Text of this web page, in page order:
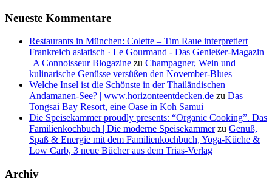
Neueste Kommentare
Restaurants in München: Colette – Tim Raue interpretiert
Frankreich asiatisch · Le Gourmand - Das Genießer-Magazin
| A Connoisseur Blogazine zu Champagner, Wein und
kulinarische Genüsse versüßen den November-Blues
Welche Insel ist die Schönste in der Thailändischen
Andamanen-See? | www.horizonteentdecken.de zu Das
Tongsai Bay Resort, eine Oase in Koh Samui
Die Speisekammer proudly presents: “Organic Cooking”. Das
Familienkochbuch | Die moderne Speisekammerzu Genuß,
Spaß & Energie mit dem Familienkochbuch, Yoga-Küche &
Low Carb, 3 neue Bücher aus dem Trias-Verlag
Archiv